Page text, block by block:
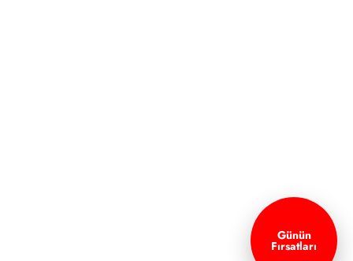
Günün
Fırsatları